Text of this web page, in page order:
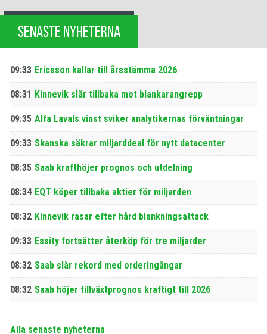
SENASTE NYHETERNA
09:33 Ericsson kallar till årsstämma 2026
08:31 Kinnevik slår tillbaka mot blankarangrepp
09:35 Alfa Lavals vinst sviker analytikernas förväntningar
09:33 Skanska säkrar miljarddeal för nytt datacenter
08:35 Saab krafthöjer prognos och utdelning
08:34 EQT köper tillbaka aktier för miljarden
08:32 Kinnevik rasar efter hård blankningsattack
09:33 Essity fortsätter återköp för tre miljarder
08:32 Saab slår rekord med orderingångar
08:32 Saab höjer tillväxtprognos kraftigt till 2026
Alla senaste nyheterna